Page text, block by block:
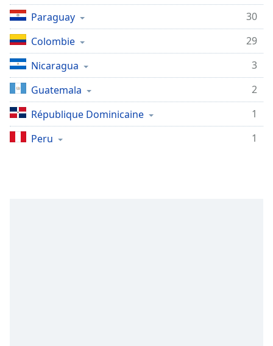
Duration-:-
Loaded:
0.00%
Stream
TypeLIVE
Seek to
live,
currently
behind
Remaining
Paraguay
30
Colombie
29
Nicaragua
3
Guatemala
2
République Dominicaine
1
Peru
1